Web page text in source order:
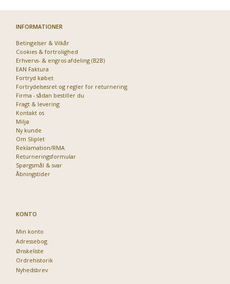
INFORMATIONER
Betingelser & Vilkår
Cookies & fortrolighed
Erhvervs- & engros afdeling (B2B)
EAN Faktura
Fortryd købet
Fortrydelsesret og regler for returnering
Firma - sådan bestiller du
Fragt & levering
Kontakt os
Miljø
Ny kunde
Om Sliplet
Reklamation/RMA
Returneringsformular
Spørgsmål & svar
Åbningstider
KONTO
Min konto
Adressebog
Ønskeliste
Ordrehistorik
Nyhedsbrev